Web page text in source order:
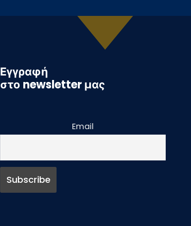
Εγγραφή
στο newsletter μας
Email